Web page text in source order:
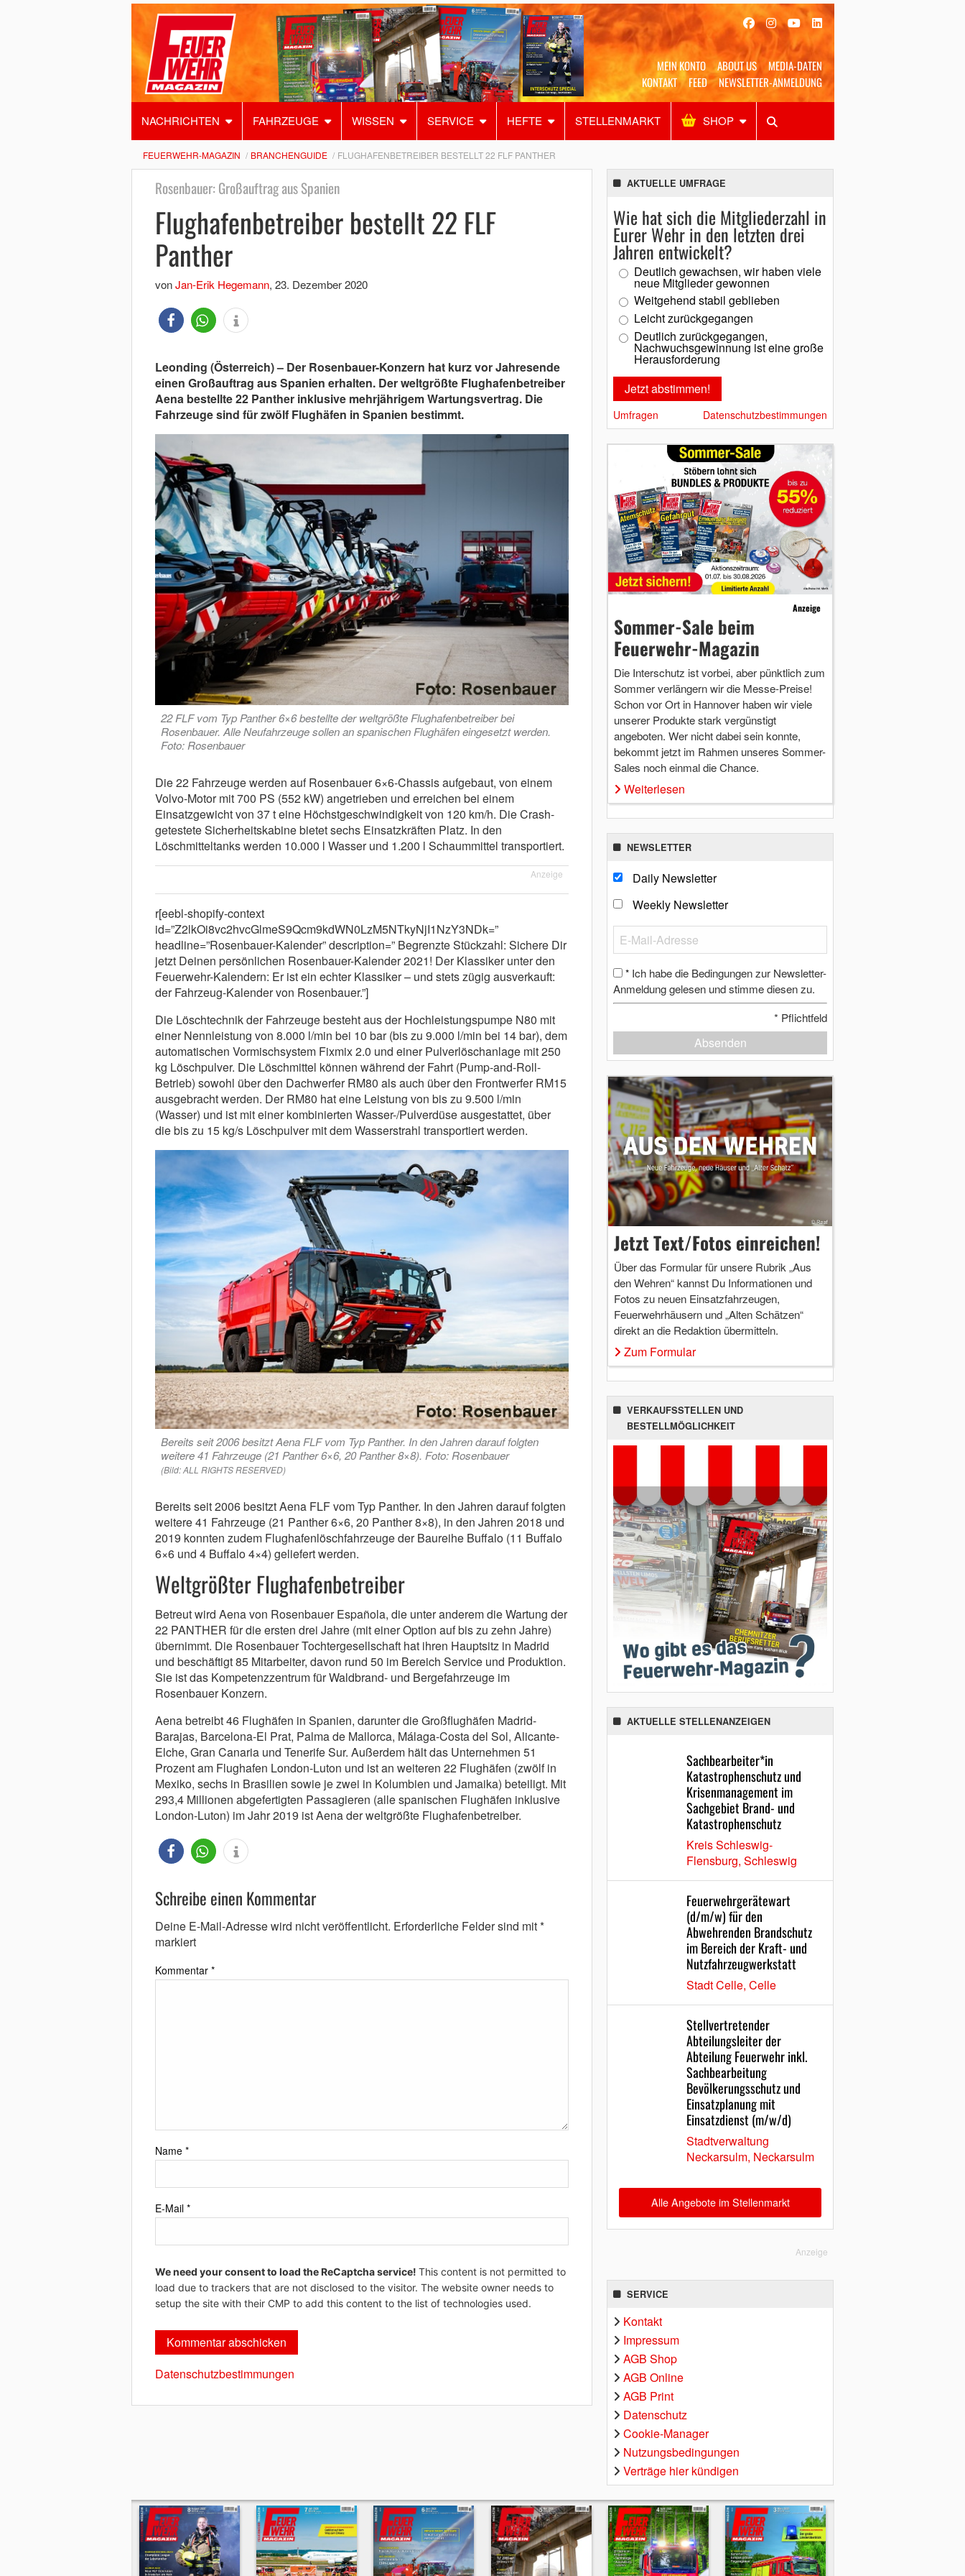
MEIN KONTO ABOUT US
MEDIA-DATEN
KONTAKT
FEED NEWSLETTER-ANMELDUNG
NACHRICHTEN FAHRZEUGE WISSEN SERVICE HEFTE STELLENMARKT SHOP
Alles Shop SUCHEN
FEUERWEHR-MAGAZIN BRANCHENGUIDE FLUGHAFENBETREIBER BESTELLT 22 FLF PANTHER
Rosenbauer: Großauftrag aus Spanien
Flughafenbetreiber bestellt 22 FLF
Panther
vonJan-Erik Hegemann, 23. Dezember 2020
Leonding (Österreich) – Der Rosenbauer-Konzern hat kurz vor Jahresende
einen Großauftrag aus Spanien erhalten. Der weltgrößte Flughafenbetreiber
Aena bestellte 22 Panther inklusive mehrjährigem Wartungsvertrag. Die
Fahrzeuge sind für zwölf Flughäfen in Spanien bestimmt.
22 FLF vom Typ Panther 6×6 bestellte der weltgrößte Flughafenbetreiber bei
Rosenbauer. Alle Neufahrzeuge sollen an spanischen Flughäfen eingesetzt werden.
Foto: Rosenbauer
Die 22 Fahrzeuge werden auf Rosenbauer 6×6-Chassis aufgebaut, von einem
Volvo-Motor mit 700 PS (552 kW) angetrieben und erreichen bei einem
Einsatzgewicht von 37 t eine Höchstgeschwindigkeit von 120 km/h. Die Crash-
getestete Sicherheitskabine bietet sechs Einsatzkräften Platz. In den
Löschmitteltanks werden 10.000 l Wasser und 1.200 l Schaummittel transportiert.
Anzeige
r[eebl-shopify-context
id=”Z2lkOi8vc2hvcGlmeS9Qcm9kdWN0LzM5NTkyNjI1NzY3NDk=”
headline=”Rosenbauer-Kalender” description=” Begrenzte Stückzahl: Sichere Dir
jetzt Deinen persönlichen Rosenbauer-Kalender 2021! Der Klassiker unter den
Feuerwehr-Kalendern: Er ist ein echter Klassiker – und stets zügig ausverkauft:
der Fahrzeug-Kalender von Rosenbauer.”]
Die Löschtechnik der Fahrzeuge besteht aus der Hochleistungspumpe N80 mit
einer Nennleistung von 8.000 l/min bei 10 bar (bis zu 9.000 l/min bei 14 bar), dem
automatischen Vormischsystem Fixmix 2.0 und einer Pulverlöschanlage mit 250
kg Löschpulver. Die Löschmittel können während der Fahrt (Pump-and-Roll-
Betrieb) sowohl über den Dachwerfer RM80 als auch über den Frontwerfer RM15
ausgebracht werden. Der RM80 hat eine Leistung von bis zu 9.500 l/min
(Wasser) und ist mit einer kombinierten Wasser-/Pulverdüse ausgestattet, über
die bis zu 15 kg/s Löschpulver mit dem Wasserstrahl transportiert werden.
Bereits seit 2006 besitzt Aena FLF vom Typ Panther. In den Jahren darauf folgten
weitere 41 Fahrzeuge (21 Panther 6×6, 20 Panther 8×8). Foto: Rosenbauer
(Bild: ALL RIGHTS RESERVED)
Bereits seit 2006 besitzt Aena FLF vom Typ Panther. In den Jahren darauf folgten
weitere 41 Fahrzeuge (21 Panther 6×6, 20 Panther 8×8), in den Jahren 2018 und
2019 konnten zudem Flughafenlöschfahrzeuge der Baureihe Buffalo (11 Buffalo
6×6 und 4 Buffalo 4×4) geliefert werden.
Weltgrößter Flughafenbetreiber
Betreut wird Aena von Rosenbauer Española, die unter anderem die Wartung der
22 PANTHER für die ersten drei Jahre (mit einer Option auf bis zu zehn Jahre)
übernimmt. Die Rosenbauer Tochtergesellschaft hat ihren Hauptsitz in Madrid
und beschäftigt 85 Mitarbeiter, davon rund 50 im Bereich Service und Produktion.
Sie ist das Kompetenzzentrum für Waldbrand- und Bergefahrzeuge im
Rosenbauer Konzern.
Aena betreibt 46 Flughäfen in Spanien, darunter die Großflughäfen Madrid-
Barajas, Barcelona-El Prat, Palma de Mallorca, Málaga-Costa del Sol, Alicante-
Elche, Gran Canaria und Tenerife Sur. Außerdem hält das Unternehmen 51
Prozent am Flughafen London-Luton und ist an weiteren 22 Flughäfen (zwölf in
Mexiko, sechs in Brasilien sowie je zwei in Kolumbien und Jamaika) beteiligt. Mit
293,4 Millionen abgefertigten Passagieren (alle spanischen Flughäfen inklusive
London-Luton) im Jahr 2019 ist Aena der weltgrößte Flughafenbetreiber.
Schreibe einen Kommentar
Deine E-Mail-Adresse wird nicht veröffentlicht. Erforderliche Felder sind mit*
markiert
Kommentar *
Name *
E-Mail *
We need your consent to load the ReCaptcha service! This content is not permitted to
load due to trackers that are not disclosed to the visitor. The website owner needs to
setup the site with their CMP to add this content to the list of technologies used.
Datenschutzbestimmungen
AKTUELLE UMFRAGE
Wie hat sich die Mitgliederzahl in
Eurer Wehr in den letzten drei
Jahren entwickelt?
Deutlich gewachsen, wir haben viele
neue Mitglieder gewonnen
Weitgehend stabil geblieben
Leicht zurückgegangen
Deutlich zurückgegangen,
Nachwuchsgewinnung ist eine große
Herausforderung
Umfragen Datenschutzbestimmungen
Anzeige
Sommer-Sale beim
Feuerwehr-Magazin
Die Interschutz ist vorbei, aber pünktlich zum
Sommer verlängern wir die Messe-Preise!
Schon vor Ort in Hannover haben wir viele
unserer Produkte stark vergünstigt
angeboten. Wer nicht dabei sein konnte,
bekommt jetzt im Rahmen unseres Sommer-
Sales noch einmal die Chance.
Weiterlesen
NEWSLETTER
Daily Newsletter
Weekly Newsletter
* Ich habe die Bedingungen zur Newsletter-
Anmeldung gelesen und stimme diesen zu.
* Pflichtfeld
Absenden
Jetzt Text/Fotos einreichen!
Über das Formular für unsere Rubrik „Aus
den Wehren“ kannst Du Informationen und
Fotos zu neuen Einsatzfahrzeugen,
Feuerwehrhäusern und „Alten Schätzen“
direkt an die Redaktion übermitteln.
Zum Formular
VERKAUFSSTELLEN UND
BESTELLMÖGLICHKEIT
AKTUELLE STELLENANZEIGEN
Sachbearbeiter*in
Katastrophenschutz und
Krisenmanagement im
Sachgebiet Brand- und
Katastrophenschutz
Kreis Schleswig-
Flensburg, Schleswig
Feuerwehrgerätewart
(d/m/w) für den
Abwehrenden Brandschutz
im Bereich der Kraft- und
Nutzfahrzeugwerkstatt
Stadt Celle, Celle
Stellvertretender
Abteilungsleiter der
Abteilung Feuerwehr inkl.
Sachbearbeitung
Bevölkerungsschutz und
Einsatzplanung mit
Einsatzdienst (m/w/d)
Stadtverwaltung
Neckarsulm, Neckarsulm
Alle Angebote im Stellenmarkt
Anzeige
SERVICE
Kontakt
Impressum
AGB Shop
AGB Online
AGB Print
Datenschutz
Cookie-Manager
Nutzungsbedingungen
Verträge hier kündigen